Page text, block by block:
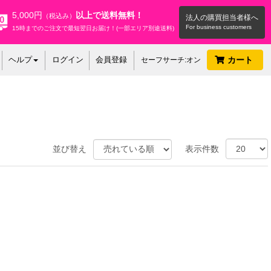
法人の購買担当者様へ
5,000円 （税込み） 以上で送料無料！
15時までのご注文で最短翌日お届け！(一部エリア別途送料)
ヘルプ ログイン 会員登録 セーフサーチ:オン カート
並び替え 表示件数